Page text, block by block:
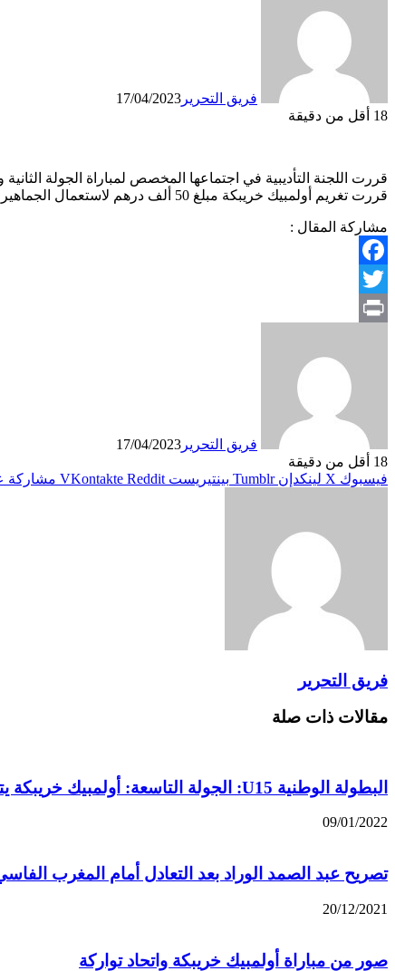
فريق التحرير 17/04/2023
18 أقل من دقيقة
قررت اللجنة التأديبية في اجتماعها المخصص لمباراة الجولة
قررت تغريم أولمبيك خريبكة مبلغ 50 ألف درهم لاستعمال الجماهير للشهب مع توقيف مؤقت للمباراة.
مشاركة المقال :
Facebook
Twitter
فريق التحرير 17/04/2023
18 أقل من دقيقة
فيسبوك X لينكدإن بينتيريست مشاركة
فريق التحرير
مقالات ذات صلة
البطولة الوطنية U15: الجولة التاسعة: أولمبيك خريبكة يتعادل مع حسنية أكادير
09/01/2022
تصريح عبد الصمد الوراد بعد التعادل أمام المغرب
20/12/2021
صور من مباراة أولمبيك خريبكة واتحاد تواركة